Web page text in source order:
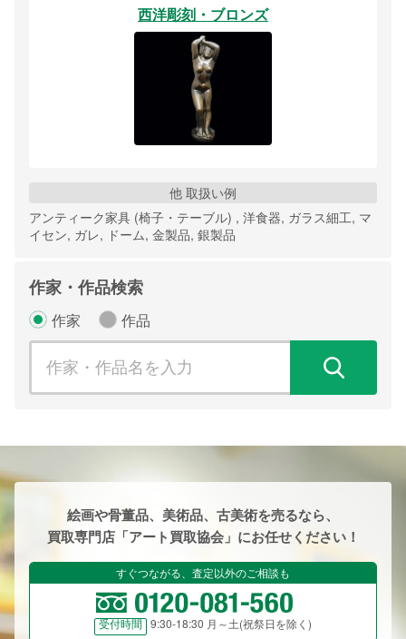
西洋彫刻・ブロンズ
他 取扱い例
アンティーク家具 (椅子・テーブル) , 洋食器, ガラス細工, マ
イセン, ガレ, ドーム, 金製品, 銀製品
作家・作品検索
作家 作品
絵画や骨董品、美術品、古美術を売るなら、
買取専門店「アート買取協会」にお任せください！
すぐつながる、査定以外のご相談も
受付時間
9:30-18:30 月～土(祝祭日を除く)